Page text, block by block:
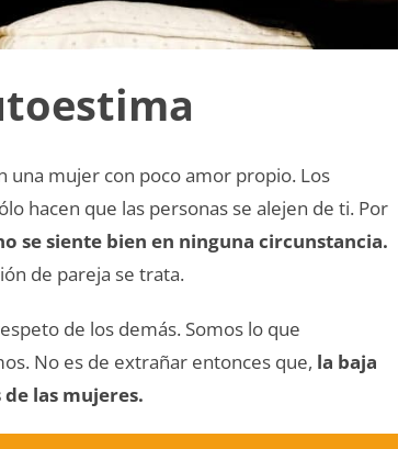
una mujer con poco amor propio. Los
hacen que las personas se alejen de ti. Por
se siente bien en ninguna circunstancia.
de pareja se trata.
de los demás. Somos lo que
No es de extrañar entonces que, la baja
las mujeres.